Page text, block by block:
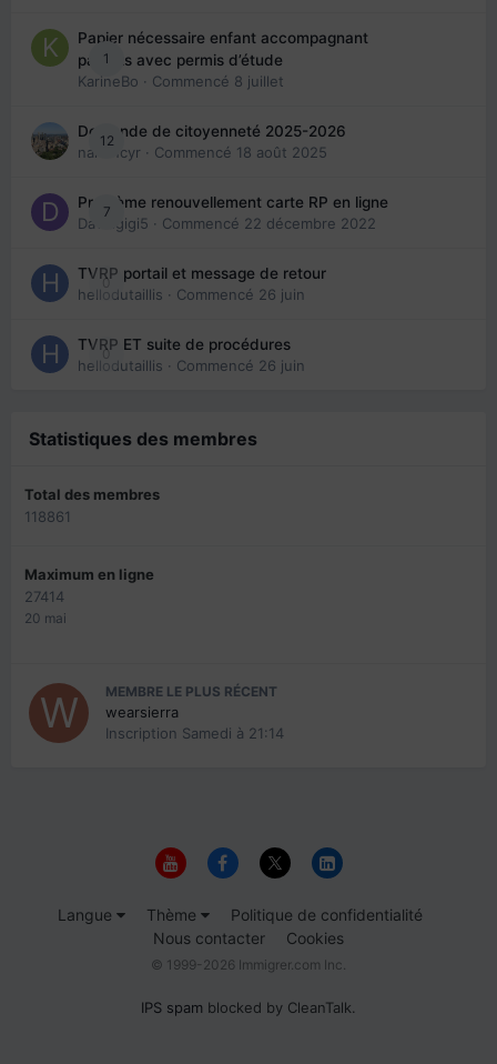
1
Papier nécessaire enfant accompagnant
parents avec permis d’étude
KarineBo · Commencé 8 juillet
12
Demande de citoyenneté 2025-2026
nanancyr · Commencé 18 août 2025
7
Problème renouvellement carte RP en ligne
Davidgigi5 · Commencé 22 décembre 2022
0
TVRP portail et message de retour
hellodutaillis · Commencé 26 juin
0
TVRP ET suite de procédures
hellodutaillis · Commencé 26 juin
Statistiques des membres
Total des membres
118861
Maximum en ligne
27414
20 mai
MEMBRE LE PLUS RÉCENT
wearsierra
Inscription Samedi à 21:14
Langue Thème
Politique de confidentialité
Nous contacter
Cookies
© 1999-2026 Immigrer.com Inc.
IPS spam blocked by CleanTalk.